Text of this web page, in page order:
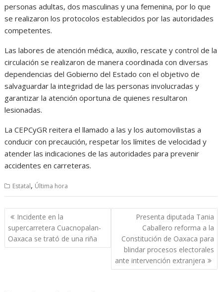
personas adultas, dos masculinas y una femenina, por lo que
se realizaron los protocolos establecidos por las autoridades
competentes.
Las labores de atención médica, auxilio, rescate y control de la
circulación se realizaron de manera coordinada con diversas
dependencias del Gobierno del Estado con el objetivo de
salvaguardar la integridad de las personas involucradas y
garantizar la atención oportuna de quienes resultaron
lesionadas.
La CEPCyGR reitera el llamado a las y los automovilistas a
conducir con precaución, respetar los límites de velocidad y
atender las indicaciones de las autoridades para prevenir
accidentes en carreteras.
Estatal, Última hora
Navegación
de
entradas
Incidente en la
supercarretera Cuacnopalan-
Oaxaca se trató de una riña
Presenta diputada Tania
Caballero reforma a la
Constitución de Oaxaca para
blindar procesos electorales
ante intervención extranjera